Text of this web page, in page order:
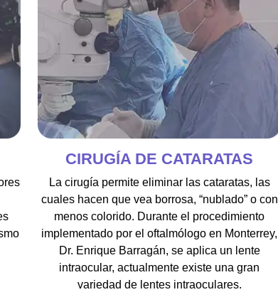
CIRUGÍA DE CATARATAS
La cirugía permite eliminar las cataratas, las
cuales hacen que vea borrosa, “nublado” o con
menos colorido. Durante el procedimiento
implementado por el oftalmólogo en Monterrey,
Dr. Enrique Barragán, se aplica un lente
intraocular, actualmente existe una gran
variedad de lentes intraoculares.